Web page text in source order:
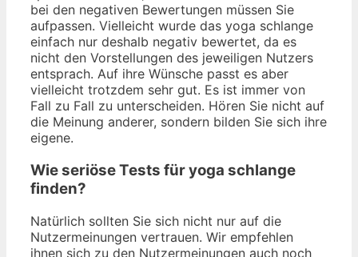
bei den negativen Bewertungen müssen Sie
aufpassen. Vielleicht wurde das yoga schlange
einfach nur deshalb negativ bewertet, da es
nicht den Vorstellungen des jeweiligen Nutzers
entsprach. Auf ihre Wünsche passt es aber
vielleicht trotzdem sehr gut. Es ist immer von
Fall zu Fall zu unterscheiden. Hören Sie nicht auf
die Meinung anderer, sondern bilden Sie sich ihre
eigene.
Wie seriöse Tests für yoga schlange
finden?
Natürlich sollten Sie sich nicht nur auf die
Nutzermeinungen vertrauen. Wir empfehlen
ihnen sich zu den Nutzermeinungen auch noch